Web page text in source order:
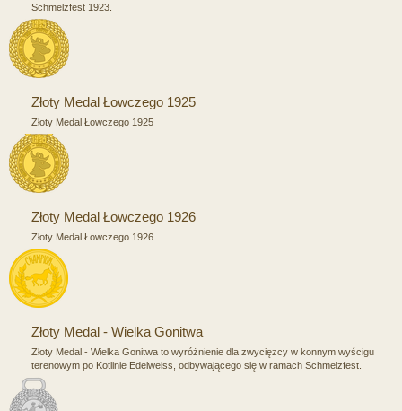
Schmelzfest 1923.
Złoty Medal Łowczego 1925
Złoty Medal Łowczego 1925
Złoty Medal Łowczego 1926
Złoty Medal Łowczego 1926
Złoty Medal - Wielka Gonitwa
Złoty Medal - Wielka Gonitwa to wyróżnienie dla zwycięzcy w konnym wyścigu
terenowym po Kotlinie Edelweiss, odbywającego się w ramach Schmelzfest.